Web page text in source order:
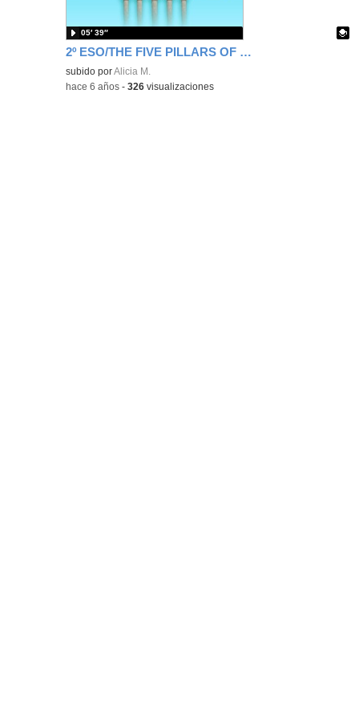
2º ESO/THE FIVE PILLARS OF ISLAM
Contenido educativo.
subido porAlicia M.
05′ 39″
-hace 6 años -326 visualizaciones